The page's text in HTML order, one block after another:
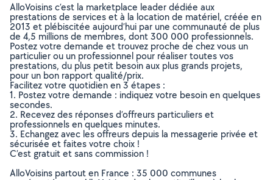
AlloVoisins c’est la marketplace leader dédiée aux
prestations de services et à la location de matériel, créée en
2013 et plébiscitée aujourd’hui par une communauté de plus
de 4,5 millions de membres, dont 300 000 professionnels.
Postez votre demande et trouvez proche de chez vous un
particulier ou un professionnel pour réaliser toutes vos
prestations, du plus petit besoin aux plus grands projets,
pour un bon rapport qualité/prix.
Facilitez votre quotidien en 3 étapes :
1. Postez votre demande : indiquez votre besoin en quelques
secondes.
2. Recevez des réponses d’offreurs particuliers et
professionnels en quelques minutes.
3. Echangez avec les offreurs depuis la messagerie privée et
sécurisée et faites votre choix !
C’est gratuit et sans commission !
AlloVoisins partout en France : 35 000 communes